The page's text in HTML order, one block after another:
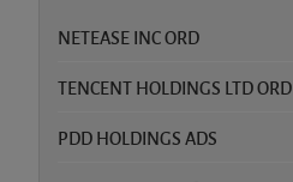
NETEASE INC ORD
TENCENT HOLDINGS LTD ORD
PDD HOLDINGS ADS